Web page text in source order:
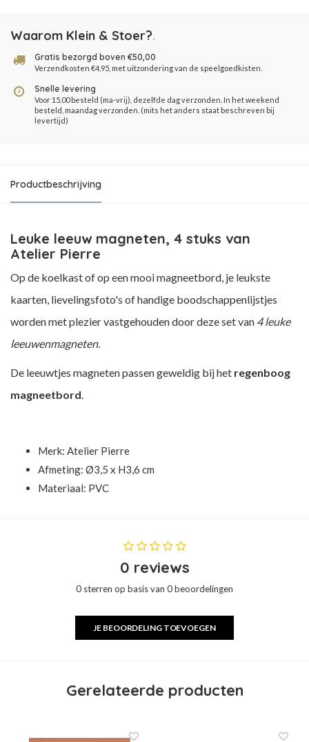
Waarom Klein & Stoer?.
Gratis bezorgd boven €50,00
Verzendkosten €4,95, met uitzondering van de speelgoedkisten.
Snelle levering
Voor 15.00 besteld (ma-vrij), dezelfde dag verzonden. In het weekend
besteld, maandag verzonden. (mits het anders staat beschreven bij
levertijd)
Productbeschrijving
Leuke leeuw magneten, 4 stuks van
Atelier Pierre
Op de koelkast of op een mooi magneetbord, je leukste
kaarten, lievelingsfoto's of handige boodschappenlijstjes
worden met plezier vastgehouden door deze set van 4 leuke
leeuwenmagneten.
De leeuwtjes magneten passen geweldig bij het regenboog
magneetbord.
Merk: Atelier Pierre
Afmeting: Ø3,5 x H3,6 cm
Materiaal: PVC
0 reviews
0 sterren op basis van 0 beoordelingen
JE BEOORDELING TOEVOEGEN
Gerelateerde producten